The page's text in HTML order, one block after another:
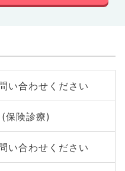
い合わせください
保険診療)
い合わせください